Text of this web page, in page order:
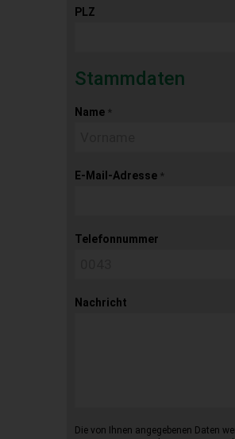
PLZ
Stammdaten
Name *
E-Mail-Adresse *
Telefonnummer
Nachricht
Die von Ihnen angegebenen Daten